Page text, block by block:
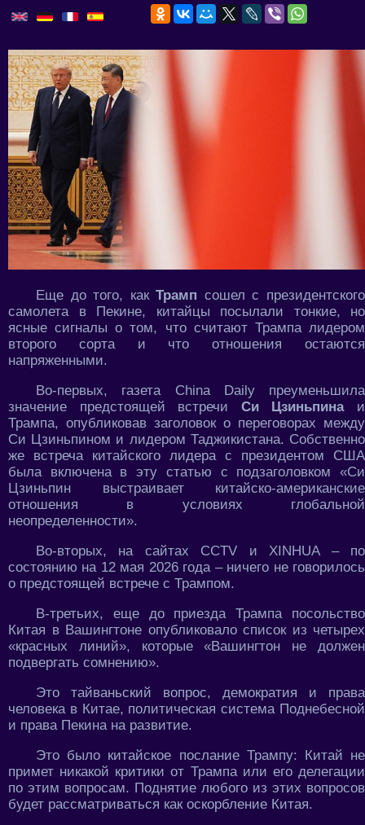
Еще до того, какТрамп сошел с президентского
самолета в Пекине, китайцы посылали тонкие, но
ясные сигналы о том, что считают Трампа лидером
второго сорта и что отношения остаются
напряженными.
Во-первых, газета China Daily преуменьшила
значение предстоящей встречи Си Цзиньпинаи
Трампа, опубликовав заголовок о переговорах между
Си Цзиньпином и лидером Таджикистана. Собственно
же встреча китайского лидера с президентом США
была включена в эту статью с подзаголовком «Си
Цзиньпин выстраивает китайско-американские
отношения в условиях глобальной
неопределенности».
Во-вторых, на сайтах CCTV и XINHUA – по
состоянию на 12 мая 2026 года – ничего не говорилось
о предстоящей встрече с Трампом.
В-третьих, еще до приезда Трампа посольство
Китая в Вашингтоне опубликовало список из четырех
«красных линий», которые «Вашингтон не должен
подвергать сомнению».
Это тайваньский вопрос, демократия и права
человека в Китае, политическая система Поднебесной
и права Пекина на развитие.
Это было китайское послание Трампу: Китай не
примет никакой критики от Трампа или его делегации
по этим вопросам. Поднятие любого из этих вопросов
будет рассматриваться как оскорбление Китая.